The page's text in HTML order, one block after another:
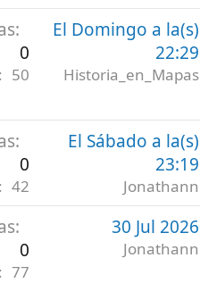
0
50
El Domingo a la(s)
22:29
Historia_en_Mapas
0
42
El Sábado a la(s)
23:19
Jonathann
0
77
30 Jul 2026
Jonathann